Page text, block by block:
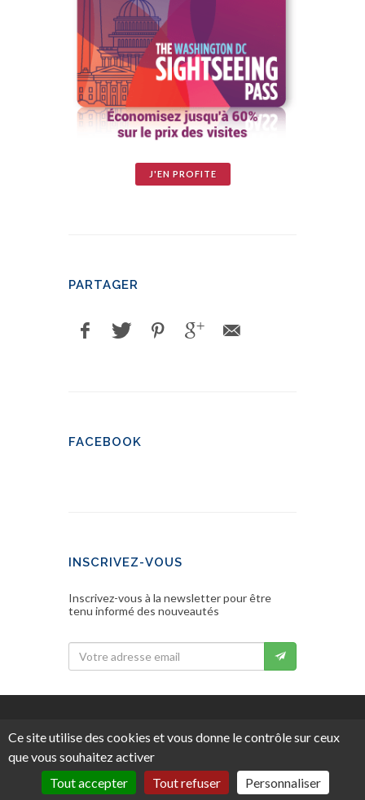
J'EN PROFITE
PARTAGER
FACEBOOK
INSCRIVEZ-VOUS
Inscrivez-vous à la newsletter pour être
tenu informé des nouveautés
Copyright © 2026 Visiting Washington.
Tous droits réservés.
Ce site utilise des cookies et vous donne le contrôle sur ceux
que vous souhaitez activer
Tout accepter
Tout refuser Personnaliser